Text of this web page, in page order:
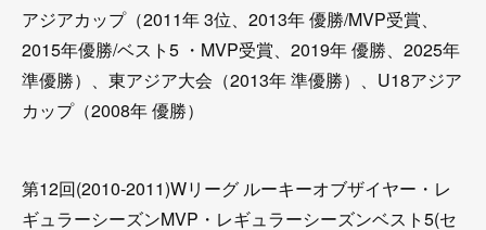
アジアカップ（2011年 3位、2013年 優勝/MVP受賞、
2015年優勝/ベスト5 ・MVP受賞、2019年 優勝、2025年
準優勝）、東アジア大会（2013年 準優勝）、U18アジア
カップ（2008年 優勝）
第12回(2010-2011)Wリーグ ルーキーオブザイヤー・レ
ギュラーシーズンMVP・レギュラーシーズンベスト5(セ